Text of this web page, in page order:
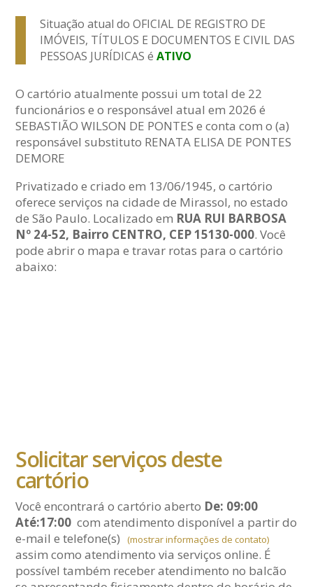
Situação atual do OFICIAL DE REGISTRO DE
IMÓVEIS, TÍTULOS E DOCUMENTOS E CIVIL DAS
PESSOAS JURÍDICAS éATIVO
O cartório atualmente possui um total de 22
funcionários e o responsável atual em 2026 é
SEBASTIÃO WILSON DE PONTES e conta com o (a)
responsável substituto RENATA ELISA DE PONTES
DEMORE
Privatizado e criado em 13/06/1945, o cartório
oferece serviços na cidade de Mirassol, no estado
de São Paulo. Localizado em RUA RUI BARBOSA
Nº 24-52, Bairro CENTRO, CEP 15130-000. Você
pode abrir o mapa e travar rotas para o cartório
abaixo:
Solicitar serviços deste
cartório
Você encontrará o cartório aberto De: 09:00
Até:17:00 com atendimento disponível a partir do
e-maile telefone(s) (mostrar informações de contato)
assim como atendimento via serviços online. É
possível também receber atendimento no balcão